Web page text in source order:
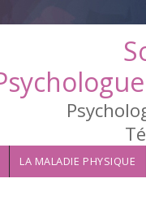
LA MALADIE PHYSIQUE